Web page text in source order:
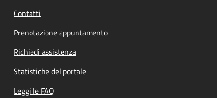
Contatti
Prenotazione appuntamento
Richiedi assistenza
Statistiche del portale
Leggi le FAQ